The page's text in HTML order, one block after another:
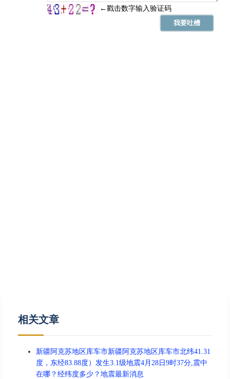
相关文章
新疆阿克苏地区库车市新疆阿克苏地区库车市北纬41.31
度，东经83.88度）发生3.1级地震4月28日9时37分,震中
在哪？经纬度多少？地震最新消息